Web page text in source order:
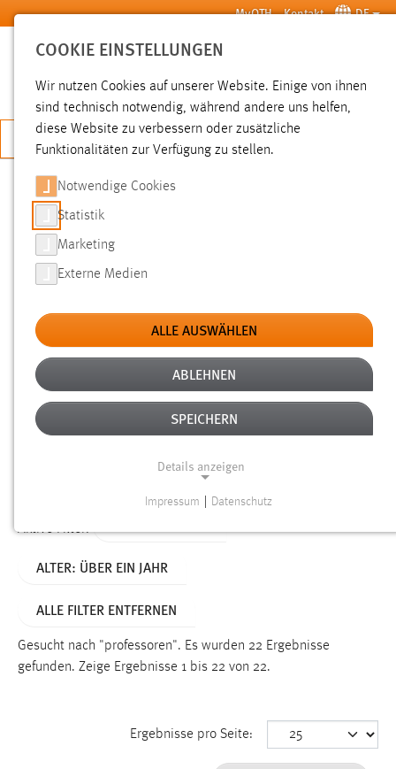
Zum Hauptinhalt springen MyOTH Kontakt DE
SUCHE
JETZT BEWERBEN
SUCHE
FILTER
Typ
Erstellungsdatum
Alter
Aktive Filter:
ALTER: ÜBER EIN JAHR
ALLE FILTER ENTFERNEN
Gesucht nach "professoren". Es wurden 22 Ergebnisse
gefunden. Zeige Ergebnisse 1 bis 22 von 22.
Ergebnisse pro Seite:
COOKIE EINSTELLUNGEN
Wir nutzen Cookies auf unserer Website. Einige von ihnen
sind technisch notwendig, während andere uns helfen,
diese Website zu verbessern oder zusätzliche
Funktionalitäten zur Verfügung zu stellen.
Notwendige Cookies
Statistik
Marketing
Externe Medien
ALLE AUSWÄHLEN
ABLEHNEN
SPEICHERN
Details anzeigen
Funktionen und sind für die einwandfreie Funktion der
Name:
Dieser Cookie speichert die ausgewählten Einverständnis-
Impressum Datenschutz